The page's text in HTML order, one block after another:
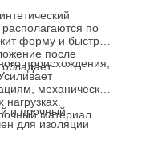
по
форму и быстро
после
обладает
происхождения,
механическим
материал.
и прочный
для изоляции